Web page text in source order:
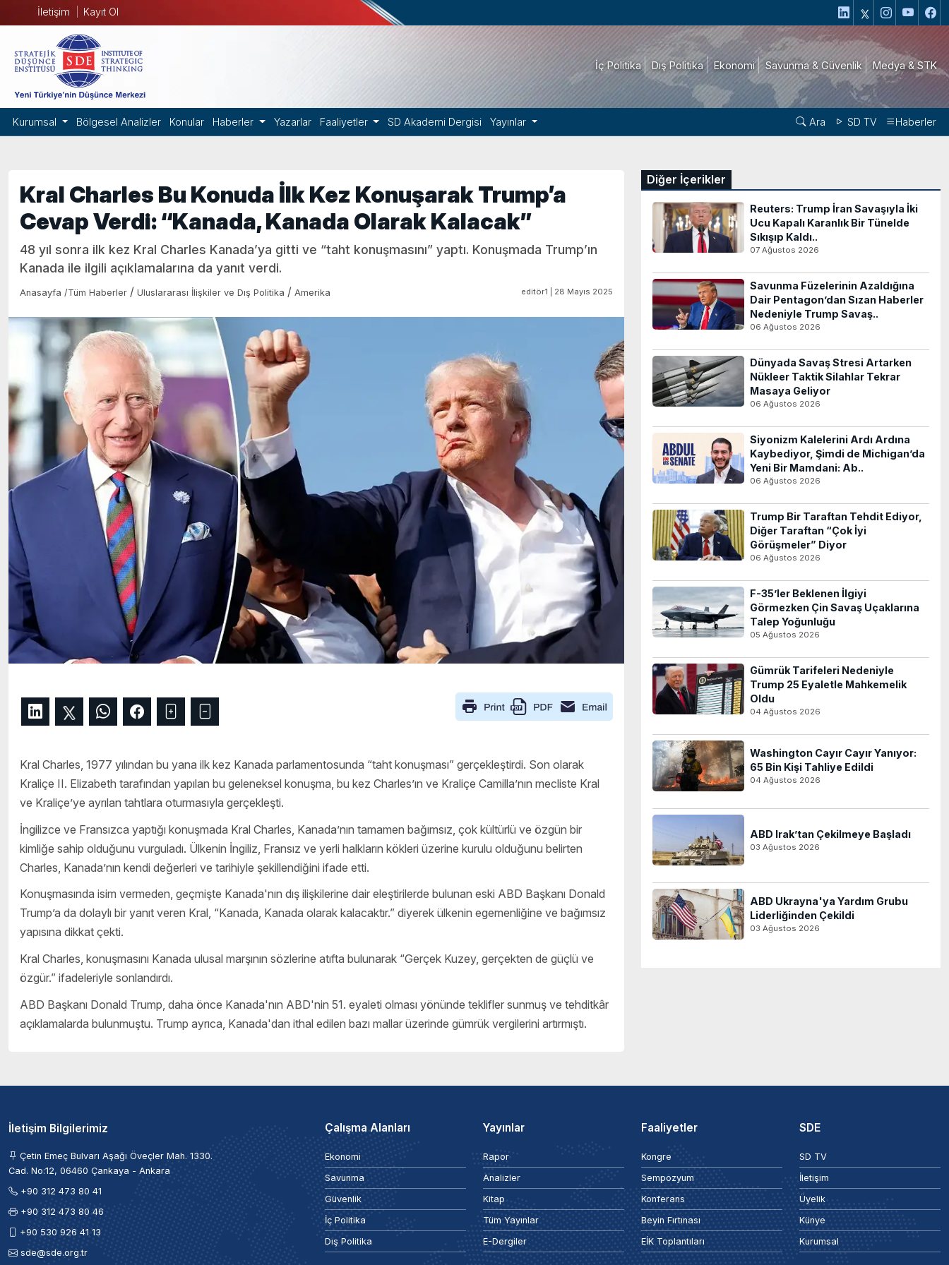
İletişim Kayıt Ol
İç Politika Dış Politika Ekonomi Savunma & Güvenlik Medya & STK
Kurumsal Bölgesel Analizler Konular Haberler Yazarlar Faaliyetler SD Akademi Dergisi Yayınlar Ara SD TV Haberler
Kral Charles Bu Konuda İlk Kez Konuşarak Trump’a
Cevap Verdi: “Kanada, Kanada Olarak Kalacak”
48 yıl sonra ilk kez Kral Charles Kanada’ya gitti ve “taht konuşmasını” yaptı. Konuşmada Trump’ın
Kanada ile ilgili açıklamalarına da yanıt verdi.
Anasayfa /Tüm Haberler / Uluslararası İlişkiler ve Dış Politika / Amerika editör1 | 28 Mayıs 2025
Kral Charles, 1977 yılından bu yana ilk kez Kanada parlamentosunda “taht konuşması” gerçekleştirdi. Son olarak
Kraliçe II. Elizabeth tarafından yapılan bu geleneksel konuşma, bu kez Charles’ın ve Kraliçe Camilla’nın mecliste Kral
ve Kraliçe’ye ayrılan tahtlara oturmasıyla gerçekleşti.
İngilizce ve Fransızca yaptığı konuşmada Kral Charles, Kanada’nın tamamen bağımsız, çok kültürlü ve özgün bir
kimliğe sahip olduğunu vurguladı. Ülkenin İngiliz, Fransız ve yerli halkların kökleri üzerine kurulu olduğunu belirten
Charles, Kanada’nın kendi değerleri ve tarihiyle şekillendiğini ifade etti.
Konuşmasında isim vermeden, geçmişte Kanada'nın dış ilişkilerine dair eleştirilerde bulunan eski ABD Başkanı Donald
Trump’a da dolaylı bir yanıt veren Kral, “Kanada, Kanada olarak kalacaktır.” diyerek ülkenin egemenliğine ve bağımsız
yapısına dikkat çekti.
Kral Charles, konuşmasını Kanada ulusal marşının sözlerine atıfta bulunarak “Gerçek Kuzey, gerçekten de güçlü ve
özgür.” ifadeleriyle sonlandırdı.
ABD Başkanı Donald Trump, daha önce Kanada'nın ABD'nin 51. eyaleti olması yönünde teklifler sunmuş ve tehditkâr
açıklamalarda bulunmuştu. Trump ayrıca, Kanada'dan ithal edilen bazı mallar üzerinde gümrük vergilerini artırmıştı.
Diğer İçerikler
Reuters: Trump İran Savaşıyla İki
Ucu Kapalı Karanlık Bir Tünelde
Sıkışıp Kaldı..
07 Ağustos 2026
Savunma Füzelerinin Azaldığına
Dair Pentagon’dan Sızan Haberler
Nedeniyle Trump Savaş..
06 Ağustos 2026
Dünyada Savaş Stresi Artarken
Nükleer Taktik Silahlar Tekrar
Masaya Geliyor
06 Ağustos 2026
Siyonizm Kalelerini Ardı Ardına
Kaybediyor, Şimdi de Michigan’da
Yeni Bir Mamdani: Ab..
06 Ağustos 2026
Trump Bir Taraftan Tehdit Ediyor,
Diğer Taraftan “Çok İyi
Görüşmeler” Diyor
06 Ağustos 2026
F-35’ler Beklenen İlgiyi
Görmezken Çin Savaş Uçaklarına
Talep Yoğunluğu
05 Ağustos 2026
Gümrük Tarifeleri Nedeniyle
Trump 25 Eyaletle Mahkemelik
Oldu
04 Ağustos 2026
Washington Cayır Cayır Yanıyor:
65 Bin Kişi Tahliye Edildi
04 Ağustos 2026
ABD Irak’tan Çekilmeye Başladı
03 Ağustos 2026
ABD Ukrayna'ya Yardım Grubu
Liderliğinden Çekildi
03 Ağustos 2026
İletişim Bilgilerimiz
Çetin Emeç Bulvarı Aşağı Öveçler Mah. 1330.
Cad. No:12, 06460 Çankaya - Ankara
+90 312 473 80 41
+90 312 473 80 46
+90 530 926 41 13
sde@sde.org.tr
Çalışma Alanları
Ekonomi
Savunma
Güvenlik
İç Politika
Dış Politika
Yayınlar
Rapor
Analizler
Kitap
Tüm Yayınlar
E-Dergiler
Faaliyetler
Kongre
Sempozyum
Konferans
Beyin Fırtınası
EİK Toplantıları
SDE
SD TV
İletişim
Üyelik
Künye
Kurumsal